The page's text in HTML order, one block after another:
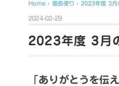
Home › 園長便り › 2023年度 3月
2024-02-29
2023年度 3月
「ありがとうを伝